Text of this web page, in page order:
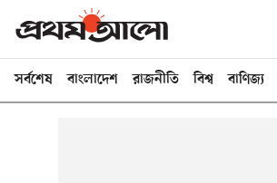
সর্বশেষ বাংলাদেশ রাজনীতি বিশ্ব বাণিজ্য